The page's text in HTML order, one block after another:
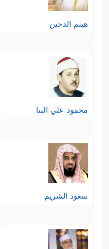
هيثم الدخين
محمود علي البنا
سعود الشريم